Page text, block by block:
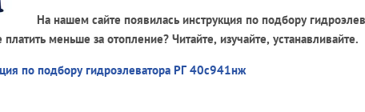
На нашем сайте появилась инструкция по подбору
меньше за отопление? Читайте, изучайте, устанавливайте.
по подбору гидроэлеватора РГ 40с941нж